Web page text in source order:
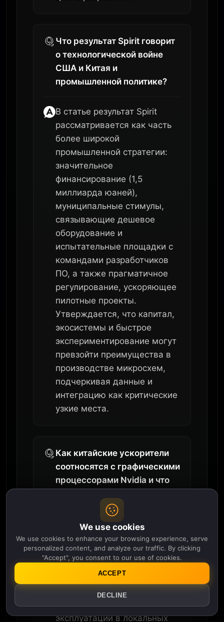
Что результат Spirit говорит
о технологической войне
США и Китая и
промышленной политике?
В статье результат Spirit
рассматривается как часть
более широкой
промышленной стратегии:
значительное
финансирование (1,5
миллиарда юаней),
муниципальные стимулы,
связывающие дешевое
оборудование и
испытательные площадки с
командами разработчиков
ПО, а также прагматичное
регулирование, ускоряющее
пилотные проекты.
Утверждается, что капитал,
экосистемы и быстрое
экспериментирование могут
превзойти преимущества в
производстве микросхем,
подчеркивая данные и
интеграцию как критические
узкие места.
Как китайские ускорители
соотносятся с графическими
процессорами Nvidia и что
разработчиков?
Китайские ускорители, такие
как Huawei Ascend и чипы
Baidu серии M, догоняют
конкурентов по устойчивой
пропускной способности и
более дешевы в
эксплуатации в локальных
We use cookies
We use cookies to enhance your browsing experience, serve
personalized content, and analyze our traffic. By clicking
"Accept", you consent to our use of cookies.
DECLINE
ACCEPT